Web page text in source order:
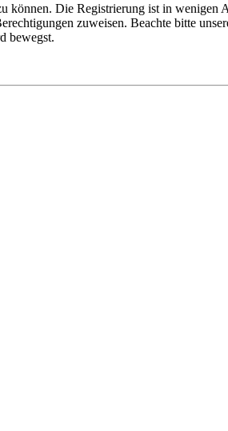
können. Die Registrierung ist in
zuweisen. Beachte bitte
bewegst.